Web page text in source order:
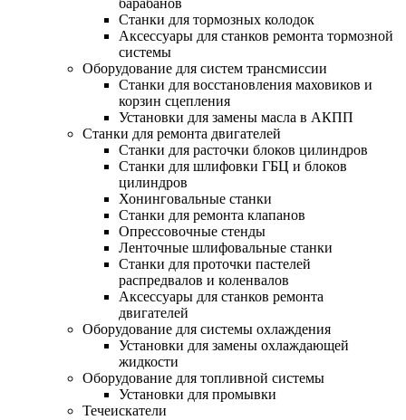
барабанов
Станки для тормозных колодок
Аксессуары для станков ремонта тормозной
системы
Оборудование для систем трансмиссии
Станки для восстановления маховиков и
корзин сцепления
Установки для замены масла в АКПП
Станки для ремонта двигателей
Станки для расточки блоков цилиндров
Станки для шлифовки ГБЦ и блоков
цилиндров
Хонинговальные станки
Станки для ремонта клапанов
Опрессовочные стенды
Ленточные шлифовальные станки
Станки для проточки пастелей
распредвалов и коленвалов
Аксессуары для станков ремонта
двигателей
Оборудование для системы охлаждения
Установки для замены охлаждающей
жидкости
Оборудование для топливной системы
Установки для промывки
Течеискатели